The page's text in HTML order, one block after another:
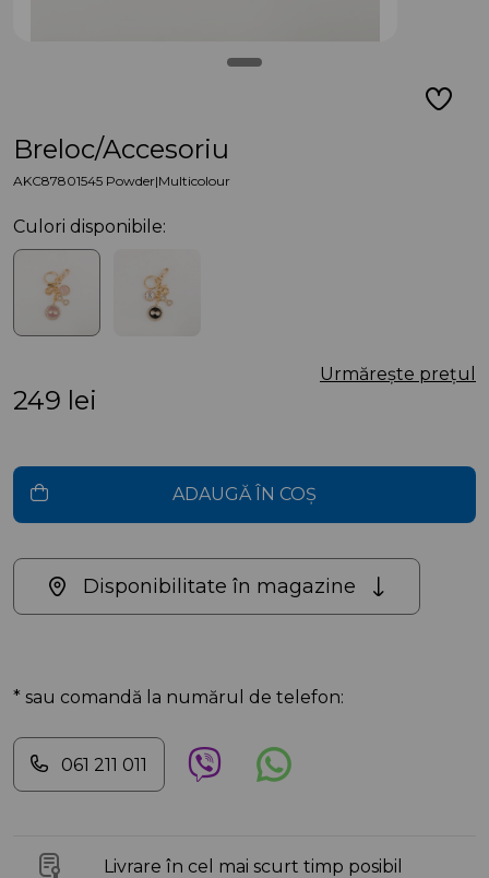
Breloc/Accesoriu
AKC87801545 Powder|Multicolour
Culori disponibile:
Urmărește prețul
249 lei
ADAUGĂ ÎN COȘ
Disponibilitate în magazine
* sau comandă la numărul de telefon:
061 211 011
Livrare în cel mai scurt timp posibil